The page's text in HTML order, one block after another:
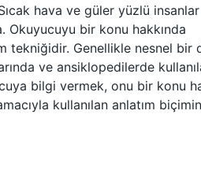
hava ve güler yüzlü
Okuyucuyu bir konu hakkında
tekniğidir. Genellikle nesnel bir
ve ansiklopedilerde
bilgi vermek, onu bir konu
kullanılan anlatım